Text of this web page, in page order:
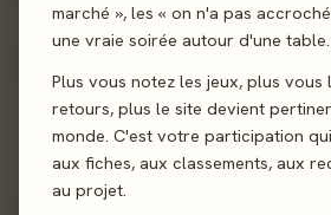
marché », les « on n'a pas
une vraie soirée autour d'une table.
Plus vous notez les jeux, plus vous
retours, plus le site devient
monde. C'est votre participation
aux fiches, aux classements, aux
au projet.
Sortie
Éditeur